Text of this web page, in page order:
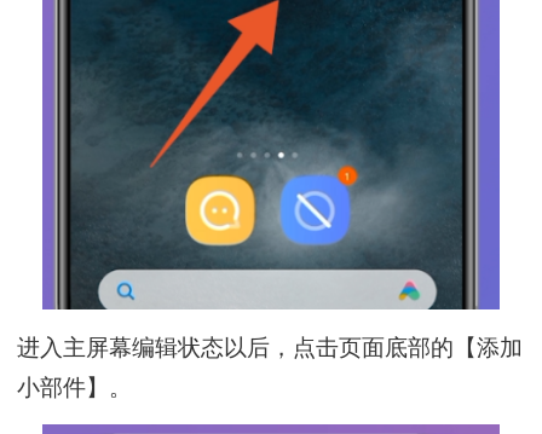
进入主屏幕编辑状态以后，点击页面底部的【添加
小部件】。